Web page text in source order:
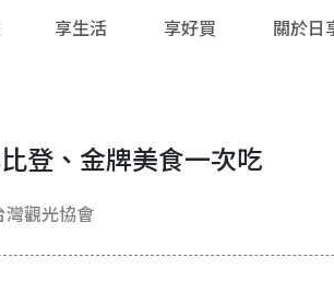
享生活 享好買 關於日
登、金牌美食一次吃
灣觀光協會